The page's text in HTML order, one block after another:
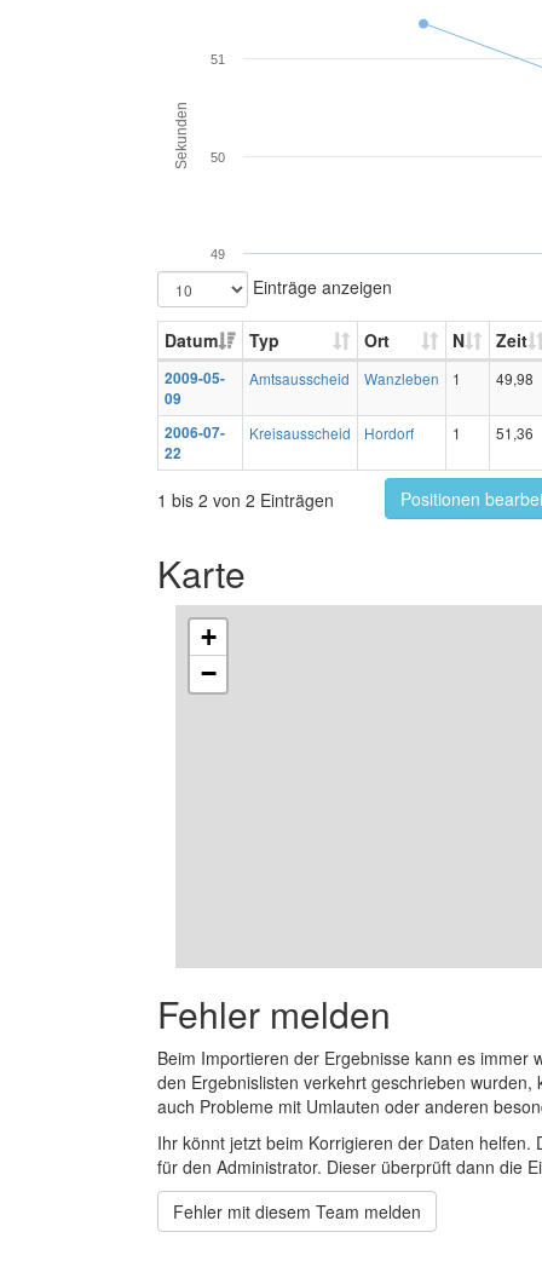
Sekunden
49
50
51
Einträge anzeigen
Datum Typ Ort N Zeit
2009-05-
09
Amtsausscheid Wanzleben 1 49,98
2006-07-
22
Kreisausscheid Hordorf 1 51,36
1 bis 2 von 2 Einträgen Positionen
Karte
+
−
Fehler melden
Beim Importieren der Ergebnisse kann es
den Ergebnislisten verkehrt geschrieben
auch Probleme mit Umlauten oder anderen
Ihr könnt jetzt beim Korrigieren der Daten
für den Administrator. Dieser überprüft dann die
Fehler mit diesem Team melden